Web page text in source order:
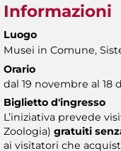
Informazioni
Luogo
Musei in Comune,
Orario
dal 19 novembre al 18
Biglietto d'ingresso
L’iniziativa prevede
Zoologia) gratuiti
ai visitatori che